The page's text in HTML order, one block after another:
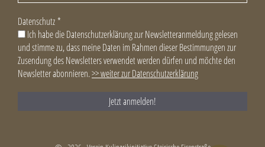
Datenschutz *
Ich habe die Datenschutzerklärung zur Newsletteranmeldung gelesen
und stimme zu, dass meine Daten im Rahmen dieser Bestimmungen zur
Zusendung des Newsletters verwendet werden dürfen und möchte den
Newsletter abonnieren.>> weiter zur Datenschutzerklärung